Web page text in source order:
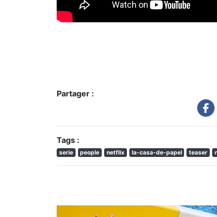
Partager :
Tags :
serie people netflix la-casa-de-papel teaser